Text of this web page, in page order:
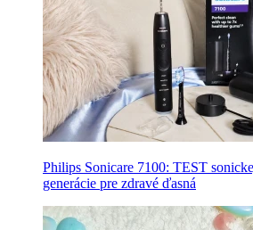
Philips Sonicare 7100: TEST
generácie pre zdravé ďasná